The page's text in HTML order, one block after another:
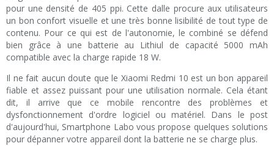
pour une densité de 405 ppi. Cette dalle procure aux utilisateurs
un bon confort visuelle et une très bonne lisibilité de tout type de
contenu. Pour ce qui est de l'autonomie, le combiné se défend
bien grâce à une batterie au Lithiul de capacité 5000 mAh
compatible avec la charge rapide 18 W.
Il ne fait aucun doute que le Xiaomi Redmi 10 est un bon appareil
fiable et assez puissant pour une utilisation normale. Cela étant
dit, il arrive que ce mobile rencontre des problèmes et
dysfonctionnement d'ordre logiciel ou matériel. Dans le post
d'aujourd'hui, Smartphone Labo vous propose quelques solutions
pour dépanner votre appareil dont la batterie ne se charge plus.